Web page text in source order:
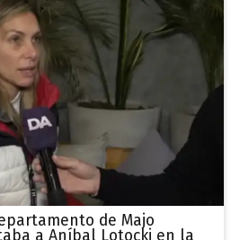
de Majo
a Aníbal Lotocki en la